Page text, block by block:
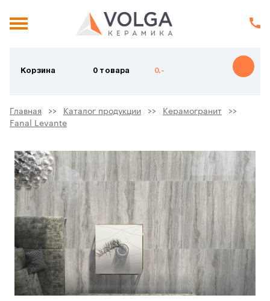
Корзина 0 товара 0.-
Главная Каталог продукции
Керамогранит
Fanal Levante